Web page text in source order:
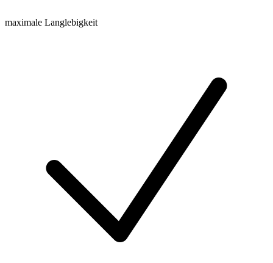
maximale Langlebigkeit